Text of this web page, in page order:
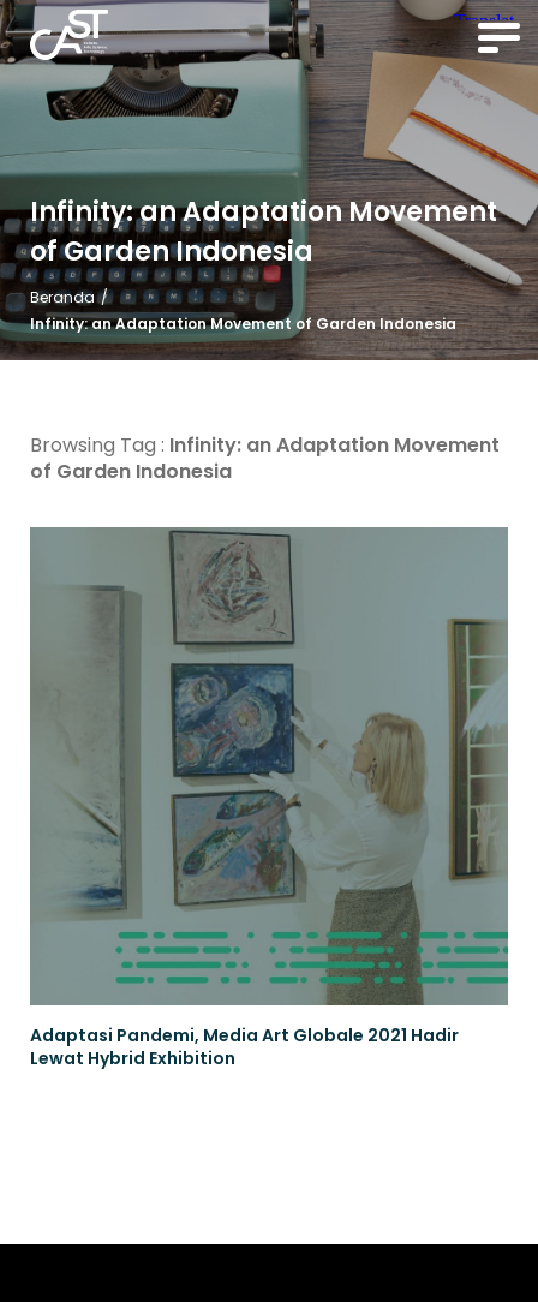
Infinity: an Adaptation Movement
of Garden Indonesia
Beranda /
Infinity: an Adaptation Movement of Garden Indonesia
Browsing Tag : Infinity: an Adaptation Movement
of Garden Indonesia
Adaptasi Pandemi, Media Art Globale 2021 Hadir
Lewat Hybrid Exhibition